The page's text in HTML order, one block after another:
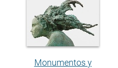
Monumentos y